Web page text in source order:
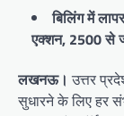
बिलिंग में
एक्शन, 2500 से
लखनऊ। उत्तर
सुधारने के लिए हर